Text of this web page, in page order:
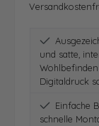
und satte,
Digitaldruck
Einfache
schnelle